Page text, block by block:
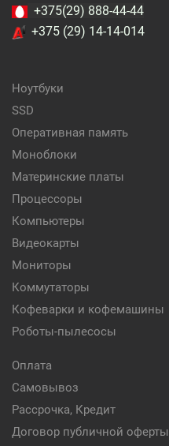
+375(29) 888-44-44
+375 (29) 14-14-014
Ноутбуки
SSD
Оперативная память
Моноблоки
Материнские платы
Процессоры
Компьютеры
Видеокарты
Мониторы
Коммутаторы
Кофеварки и кофемашины
Роботы-пылесосы
Оплата
Самовывоз
Рассрочка, Кредит
Договор публичной оферты